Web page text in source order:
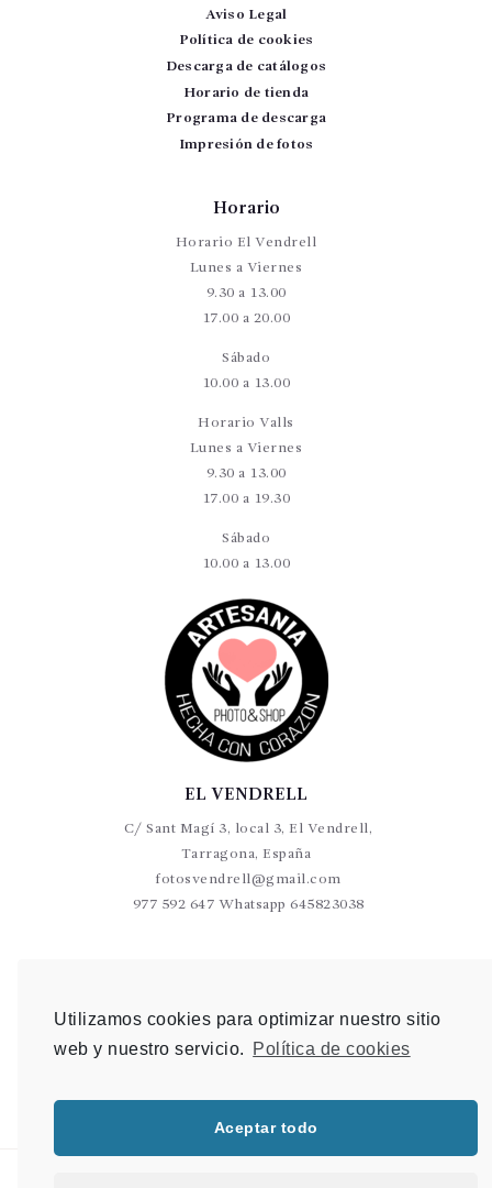
Utilizamos cookies para optimizar nuestro sitio
web y nuestro servicio.
Política de cookies
Aceptar todo
Aviso Legal
Política de cookies
Descarga de catálogos
Horario de tienda
Programa de descarga
Impresión de fotos
Horario
Horario El Vendrell
Lunes a Viernes
9.30 a 13.00
17.00 a 20.00
Sábado
10.00 a 13.00
Horario Valls
Lunes a Viernes
9.30 a 13.00
17.00 a 19.30
Sábado
10.00 a 13.00
EL VENDRELL
C/ Sant Magí 3, local 3, El Vendrell,
Tarragona, España
fotosvendrell@gmail.com
977 592 647 Whatsapp 645823038
photovalls@gmail.com
977 600 904 Whatsapp 648 907 489